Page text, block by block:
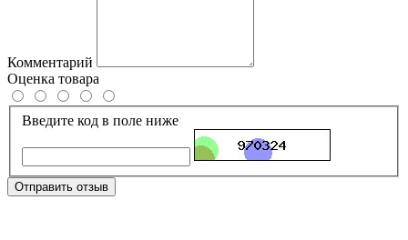
Комментарий
Оценка товара
Введите код в поле ниже
Отправить отзыв